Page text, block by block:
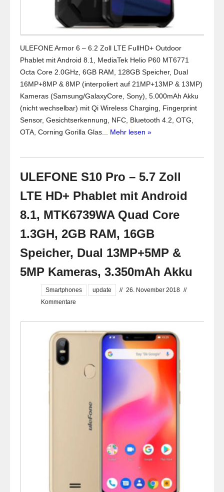
ULEFONE Armor 6 – 6.2 Zoll LTE FullHD+ Outdoor
Phablet mit Android 8.1, MediaTek Helio P60 MT6771
Octa Core 2.0GHz, 6GB RAM, 128GB Speicher, Dual
16MP+8MP & 8MP (interpoliert auf 21MP+13MP & 13MP)
Kameras (Samsung/GalaxyCore, Sony), 5.000mAh Akku
(nicht wechselbar) mit Qi Wireless Charging, Fingerprint
Sensor, Gesichtserkennung, NFC, Bluetooth 4.2, OTG,
OTA, Corning Gorilla Glas... Mehr lesen »
ULEFONE S10 Pro – 5.7 Zoll
LTE HD+ Phablet mit Android
8.1, MTK6739WA Quad Core
1.3GH, 2GB RAM, 16GB
Speicher, Dual 13MP+5MP &
5MP Kameras, 3.350mAh Akku
Smartphones update // 26. November 2018 //
Kommentare